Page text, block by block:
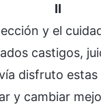
II
y el
castigos,
disfruto estas
y cambiar